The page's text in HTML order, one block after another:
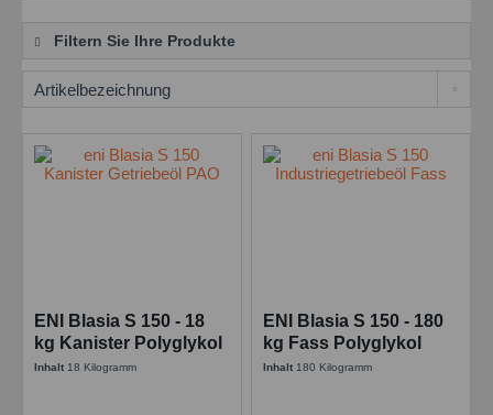
Filtern Sie Ihre Produkte
ENI Blasia S 150 - 18
kg Kanister Polyglykol
Industriegetriebeöl
Inhalt 18 Kilogramm
ENI Blasia S 150 - 180
kg Fass Polyglykol
Industriegetriebeöl
Inhalt 180 Kilogramm